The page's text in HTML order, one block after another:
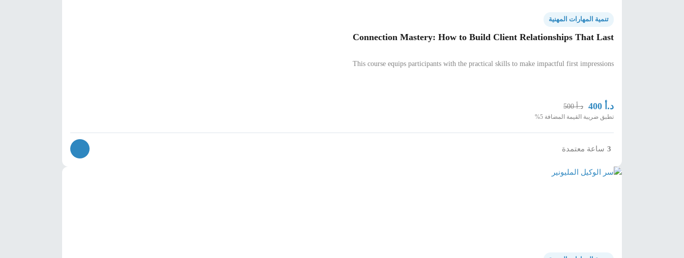
تنمية المهارات المهنية
Connection Mastery: How to Build Client Relationships That Last
This course equips participants with the practical skills to make impactful first impressions
د.أ د.أ500
تطبق ضريبة القيمة المضافة 5%
3 ساعة معتمدة